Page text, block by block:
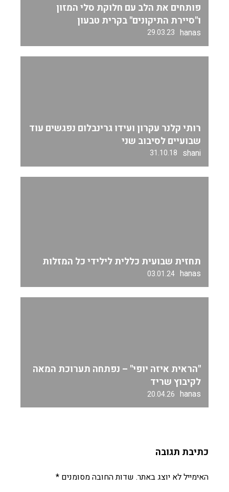
פותחים את הלב עם חלוקת סלי המזון
ו"סיירת התיקונים" בקרית טבעון
hanas
29.03.23
רותי קלנר עקרון ועידו גרינבלום נפגשים עוד
שבועיים לסיבוב שני
shani
31.10.18
תחזית שבועית כללית לילידי כל המזלות
hanas
03.01.24
"הראית איזה יופי" – נפתחה תערוכת המאה
לקיבוץ שריד
hanas
20.04.26
כתיבת תגובה
האימייל לא יוצג באתר. שדות החובה מסומנים *